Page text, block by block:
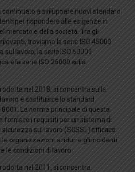
continuato a sviluppare nuovi standard
per rispondere alle esigenze in
mercato e della società. Tra gli
troviamo la serie ISO 45000
sul lavoro, la serie ISO 50000
e la serie ISO 26000 sulla
nel 2018, si concentra sulla
e sostituisce lo standard
La norma principale di questa
fornisce i requisiti per un sistema di
sul lavoro (SGSSL) efficace.
organizzazioni a ridurre gli incidenti
le condizioni di lavoro.
nel 2011, si concentra